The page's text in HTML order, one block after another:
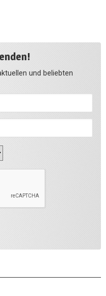
und beliebten